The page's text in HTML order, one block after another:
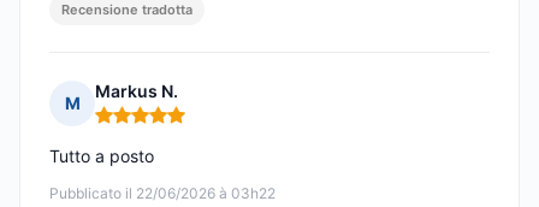
Recensione tradotta
M
Markus N.
Nota: 5 su 5
Pubblicato il 22/06/2026 à 03h22
Tutto a posto